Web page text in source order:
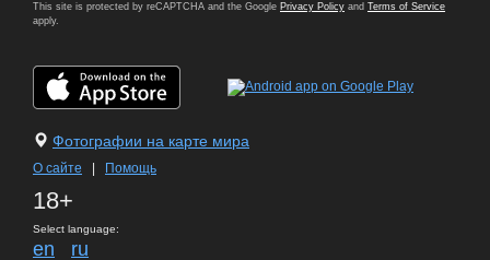
This site is protected by reCAPTCHA and the Google Privacy Policy and Terms of Service
apply.
Фотографии на карте мира
О сайте Помощь
18+
Select language:
en ru